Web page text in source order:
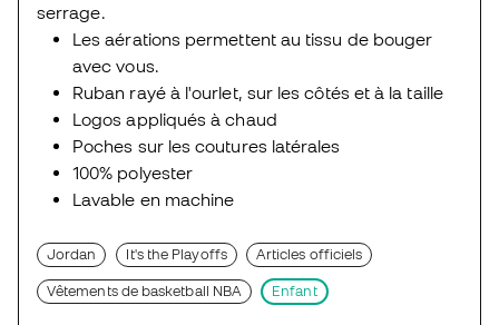
serrage.
Les aérations permettent au tissu de bouger
avec vous.
Ruban rayé à l'ourlet, sur les côtés et à la taille
Logos appliqués à chaud
Poches sur les coutures latérales
100% polyester
Lavable en machine
Jordan It's the Playoffs Articles officiels
Vêtements de basketball NBA Enfant